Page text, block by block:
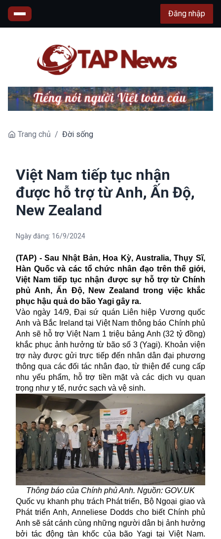
Đăng nhập
Trang chủ / Đời sống
Việt Nam tiếp tục nhận
được hỗ trợ từ Anh, Ấn Độ,
New Zealand
Ngày đăng: 16/9/2024
(TAP) - Sau Nhật Bản, Hoa Kỳ, Australia, Thụy Sĩ,
Hàn Quốc và các tổ chức nhân đạo trên thế giới,
Việt Nam tiếp tục nhận được sự hỗ trợ từ Chính
phủ Anh, Ấn Độ, New Zealand trong việc khắc
phục hậu quả do bão Yagi gây ra.
Vào ngày 14/9, Đại sứ quán Liên hiệp Vương quốc
Anh và Bắc Ireland tại Việt Nam thông báo Chính phủ
Anh sẽ hỗ trợ Việt Nam 1 triệu bảng Anh (32 tỷ đồng)
khắc phục ảnh hưởng từ bão số 3 (Yagi). Khoản viện
trợ này được gửi trực tiếp đến nhân dân đại phương
thông qua các đối tác nhân đạo, từ thiện đểcung cấp
nhu yếu phẩm, hỗ trợ tiền mặt và các dịch vụ quan
trọng như y tế, nước sạch và vệ sinh.
Thông báo của Chính phủ Anh. Nguồn: GOV.UK
Quốc vụ khanh phụ trách Phát triển, Bộ Ngoại giao và
Phát triển Anh, Anneliese Dodds cho biết Chính phủ
Anh sẽ sát cánh cùng những người dân bị ảnh hưởng
bởi tác động tàn khốc của bão Yagi tại Việt Nam.